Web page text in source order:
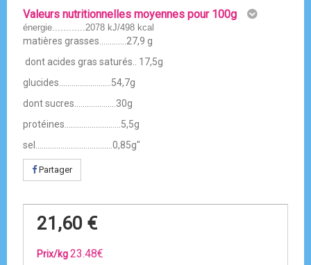
Valeurs nutritionnelles moyennes pour 100g
énergie............2078 kJ/498 kcal
matières grasses.............27,9 g
dont acides gras saturés.. 17,5g
glucides.........................54,7g
dont sucres....................30g
protéines...........................5,5g
sel.....................................0,85g"
Partager
21,60 €
Prix/kg23.48€